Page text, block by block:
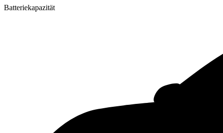
Batteriekapazität